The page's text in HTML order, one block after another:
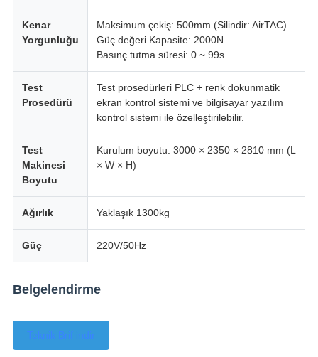
Kenar
Yorgunluğu
Maksimum çekiş: 500mm (Silindir: AirTAC)
Güç değeri Kapasite: 2000N
Basınç tutma süresi: 0 ~ 99s
Test
Prosedürü
Test prosedürleri PLC + renk dokunmatik
ekran kontrol sistemi ve bilgisayar yazılım
kontrol sistemi ile özelleştirilebilir.
Test
Makinesi
Boyutu
Kurulum boyutu: 3000 × 2350 × 2810 mm (L
× W × H)
Ağırlık Yaklaşık 1300kg
Güç 220V/50Hz
Belgelendirme
Teknik Brif indir